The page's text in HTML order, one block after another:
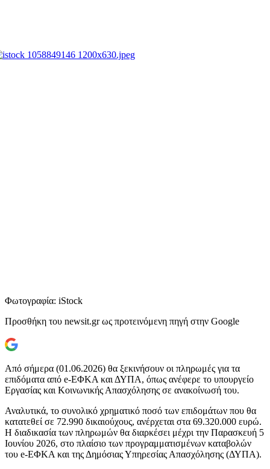
Φωτογραφία: iStock
Προσθήκη του newsit.gr ως προτεινόμενη πηγή στην Google
Από σήμερα (01.06.2026) θα ξεκινήσουν οι πληρωμές για τα
επιδόματα από e-ΕΦΚΑ και ΔΥΠΑ, όπως ανέφερε το υπουργείο
Εργασίας και Κοινωνικής Απασχόλησης σε ανακοίνωσή του.
Αναλυτικά, το συνολικό χρηματικό ποσό των επιδομάτων που θα
κατατεθεί σε 72.990 δικαιούχους, ανέρχεται στα 69.320.000 ευρώ.
Η διαδικασία των πληρωμών θα διαρκέσει μέχρι την Παρασκευή 5
Ιουνίου 2026, στο πλαίσιο των προγραμματισμένων καταβολών
του e-ΕΦΚΑ και της Δημόσιας Υπηρεσίας Απασχόλησης (ΔΥΠΑ).